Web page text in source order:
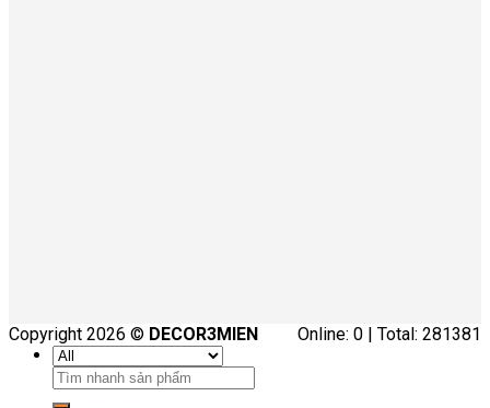
Online: 0 | Total: 281381
Copyright 2026 © DECOR3MIEN
Tìm
kiếm: